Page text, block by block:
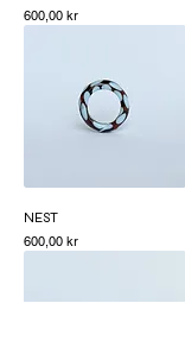
Pris
600,00 kr
NEST
Pris
600,00 kr